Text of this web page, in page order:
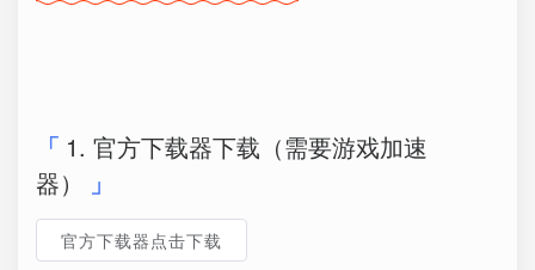
1. 官方下载器下载（需要游戏加速
器）
官方下载器点击下载